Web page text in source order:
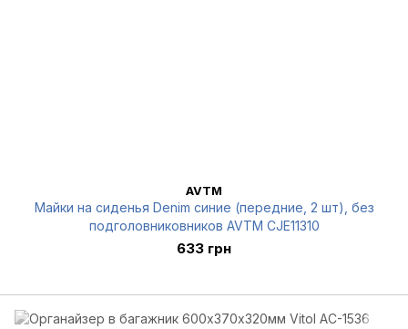
AVTM
Майки на сиденья Denim синие (передние, 2 шт), без
подголовниковников AVTM CJE11310
633 грн